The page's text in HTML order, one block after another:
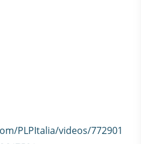
PLPItalia/videos/772901